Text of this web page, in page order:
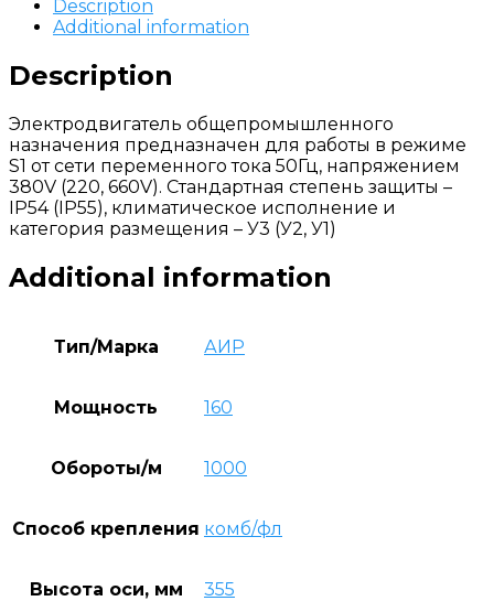
Description
Additional information
Description
Электродвигатель общепромышленного
назначения предназначен для работы в режиме
S1 от сети переменного тока 50Гц, напряжением
380V (220, 660V). Стандартная степень защиты –
IP54 (IP55), климатическое исполнение и
категория размещения – У3 (У2, У1)
Additional information
Тип/Марка АИР
Мощность 160
Обороты/м 1000
Способ крепления комб/фл
Высота оси, мм 355